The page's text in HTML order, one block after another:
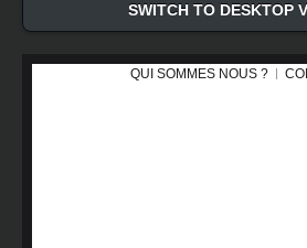
SWITCH TO DESKTOP
QUI SOMMES NOUS ?